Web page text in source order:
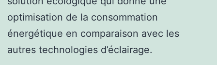
optimisation de la consommation
énergétique en comparaison avec les
autres technologies d’éclairage.